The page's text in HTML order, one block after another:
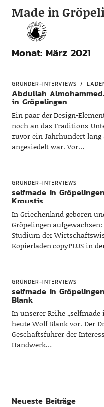
Made in
Monat:März 2021
GRÜNDER-INTERVIEWS
Abdullah
in Gröpelingen
Ein paar der Design-
noch an das Traditions-
zuvor ein Jahrhundert lang
angesiedelt war. Vor…
GRÜNDER-INTERVIEWS
selfmade in
Kroustis
In Griechenland geboren
Gröpelingen
Studium der
Kopierladen copyPLUS in
GRÜNDER-INTERVIEWS
selfmade in
Blank
In unserer Reihe
heute Wolf Blank vor. Der
Geschäftsführer der
Handwerk…
Neueste Beiträge